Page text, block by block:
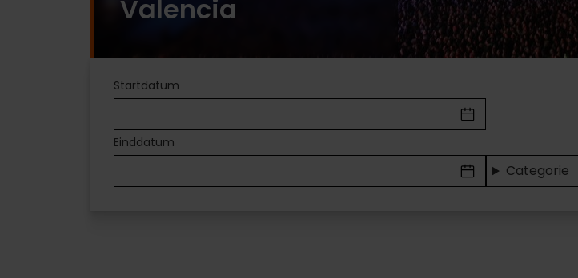
Valencia
UITSTAPJES
IN
VALÈNCIA
Startdatum
Einddatum
Categorie